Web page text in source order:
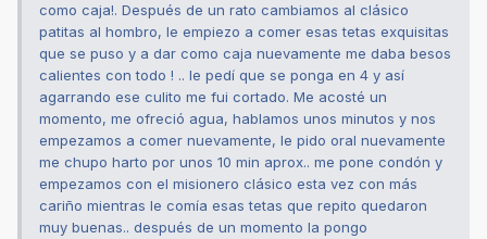
como caja!. Después de un rato cambiamos al clásico
patitas al hombro, le empiezo a comer esas tetas exquisitas
que se puso y a dar como caja nuevamente me daba besos
calientes con todo ! .. le pedí que se ponga en 4 y así
agarrando ese culito me fui cortado. Me acosté un
momento, me ofreció agua, hablamos unos minutos y nos
empezamos a comer nuevamente, le pido oral nuevamente
me chupo harto por unos 10 min aprox.. me pone condón y
empezamos con el misionero clásico esta vez con más
cariño mientras le comía esas tetas que repito quedaron
muy buenas.. después de un momento la pongo